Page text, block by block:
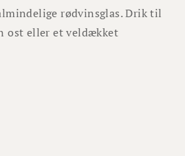
rødvinsglas. Drik til
ost eller et veldækket